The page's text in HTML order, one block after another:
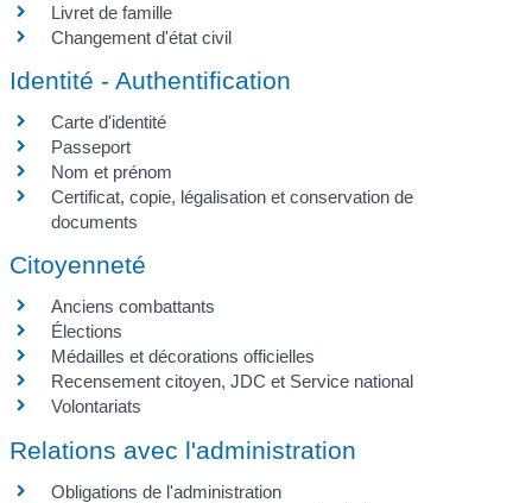
Livret de famille
Changement d'état civil
Identité - Authentification
Carte d'identité
Passeport
Nom et prénom
Certificat, copie, légalisation et conservation de
documents
Citoyenneté
Anciens combattants
Élections
Médailles et décorations officielles
Recensement citoyen, JDC et Service national
Volontariats
Relations avec l'administration
Obligations de l'administration